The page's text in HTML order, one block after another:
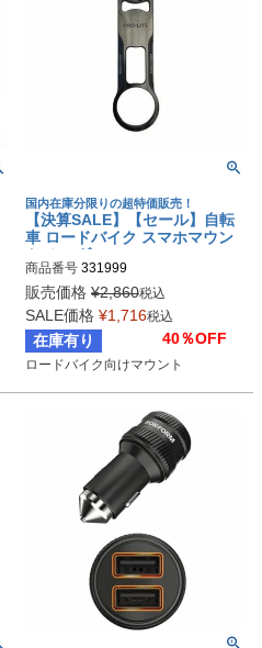
国内在庫分限りの超特価販売！
【決算SALE】【セール】自転
車 ロードバイク スマホマウン
ト/ホルダー ROKFORM PRO-L
ITE アヘッドステムマウントタ
イプ
商品番号 331999
販売価格 ¥2,860税込
SALE価格 ¥1,716税込
在庫有り 40％OFF
ロードバイク向けマウント